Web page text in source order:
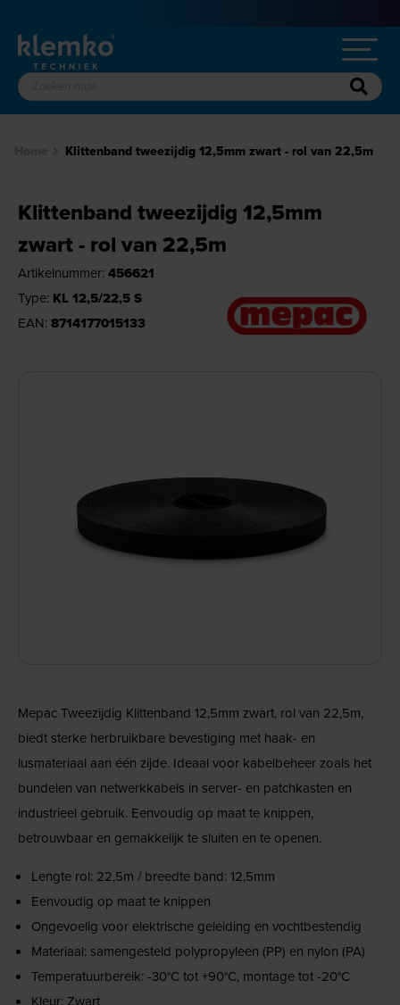
Klittenband tweezijdig 12,5mm zwart - rol van 22,5m
Klittenband tweezijdig 12,5mm
zwart - rol van 22,5m
Artikelnummer: 456621
Type: KL 12,5/22,5 S
EAN: 8714177015133
Mepac Tweezijdig Klittenband 12,5mm zwart, rol van 22,5m,
biedt sterke herbruikbare bevestiging met haak- en
lusmateriaal aan één zijde. Ideaal voor kabelbeheer zoals het
bundelen van netwerkkabels in server- en patchkasten en
industrieel gebruik. Eenvoudig op maat te knippen,
betrouwbaar en gemakkelijk te sluiten en te openen.
Lengte rol: 22,5m / breedte band: 12,5mm
Eenvoudig op maat te knippen
Ongevoelig voor elektrische geleiding en vochtbestendig
Materiaal: samengesteld polypropyleen (PP) en nylon (PA)
Temperatuurbereik: -30°C tot +90°C, montage tot -20°C
Kleur: Zwart